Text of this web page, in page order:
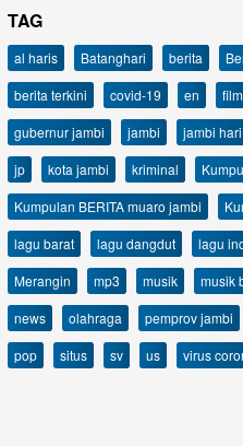
TAG
al haris Batanghari berita
berita terkini
covid-19 en film
gubernur jambi
jambi jambi
jp
kota jambi kriminal
Kumpulan BERITA muaro jambi
lagu barat
lagu dangdut lagu
Merangin
mp3 musik musik
news
olahraga pemprov jambi
pop
situs sv us virus